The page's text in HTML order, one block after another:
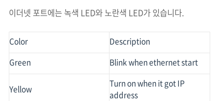
이더넷 포트에는 녹색 LED와 노란색 LED가 있습니다.
Color
Description
Green
Blink when ethernet start
Yellow
Turn on when it got IP
address